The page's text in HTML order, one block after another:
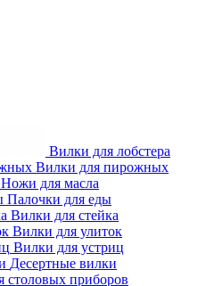
Вилки для лобстера
Вилки для пирожных
Ножи для масла
Палочки для еды
Вилки для стейка
Вилки для улиток
Вилки для устриц
Десертные вилки